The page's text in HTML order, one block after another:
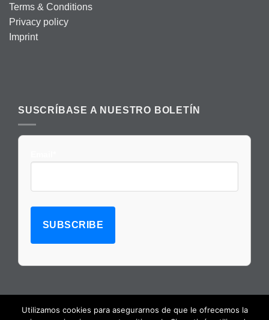
Terms & Conditions
Privacy policy
Imprint
SUSCRÍBASE A NUESTRO BOLETÍN
Utilizamos cookies para asegurarnos de que le ofrecemos la